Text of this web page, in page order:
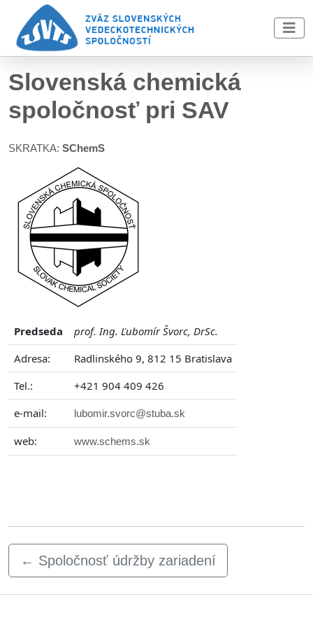
Skip to main content
Slovenská chemická
spoločnosť pri SAV
SKRATKA: SChemS
Predseda
prof. Ing. Ľubomír Švorc, DrSc.
Adresa:
Radlinského 9, 812 15 Bratislava
Tel.:
+421 904 409 426
e-mail:
lubomir.svorc@stuba.sk
web: www.schems.sk
← Spoločnosť údržby zariadení